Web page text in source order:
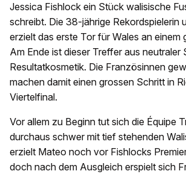
Jessica Fishlock ein Stück walisische
schreibt. Die 38-jährige Rekordspielerin
erzielt das erste Tor für Wales an einem
Am Ende ist dieser Treffer aus neutraler
Resultatkosmetik. Die Französinnen
machen damit einen grossen Schritt in
Viertelfinal.
Vor allem zu Beginn tut sich die Équipe
durchaus schwer mit tief stehenden
erzielt Mateo noch vor Fishlocks
doch nach dem Ausgleich erspielt sich